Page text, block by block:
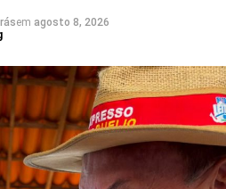
em agosto 8, 2026